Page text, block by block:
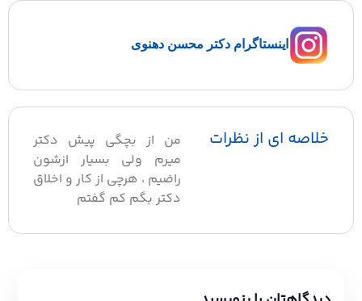
اینستاگرام دکتر محسن دهنوی
خلاصه ای از نظرات
من از بچگی پیش دکتر
میرم ولی بسیار ازشون
راضیم ، هرچی از کار و اخلاق
دکتر بگم کم گفتم